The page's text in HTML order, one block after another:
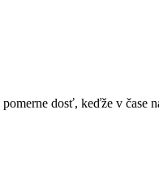
dosť, keďže v čase